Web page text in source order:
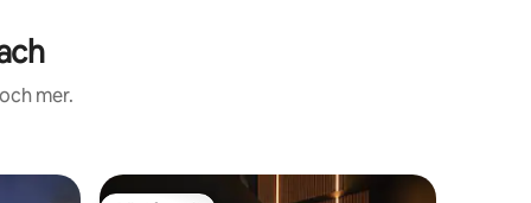
mer.